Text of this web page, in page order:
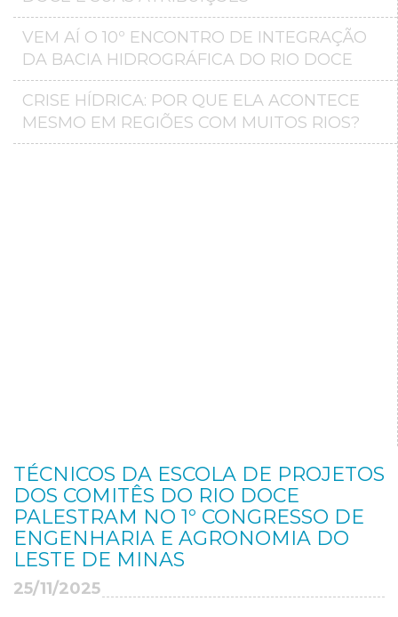
VEM AÍ O 10º ENCONTRO DE INTEGRAÇÃO
DA BACIA HIDROGRÁFICA DO RIO DOCE
CRISE HÍDRICA: POR QUE ELA ACONTECE
MESMO EM REGIÕES COM MUITOS RIOS?
TÉCNICOS DA ESCOLA DE PROJETOS
DOS COMITÊS DO RIO DOCE
PALESTRAM NO 1º CONGRESSO DE
ENGENHARIA E AGRONOMIA DO
LESTE DE MINAS
25/11/2025